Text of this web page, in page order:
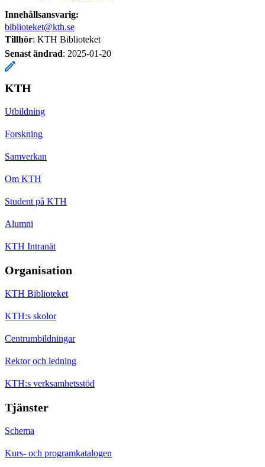
Innehållsansvarig:
biblioteket@kth.se
Tillhör: KTH Biblioteket
Senast ändrad: 2025-01-20
KTH
Utbildning
Forskning
Samverkan
Om KTH
Student på KTH
Alumni
KTH Intranät
Organisation
KTH Biblioteket
KTH:s skolor
Centrumbildningar
Rektor och ledning
KTH:s verksamhetsstöd
Tjänster
Schema
Kurs- och programkatalogen